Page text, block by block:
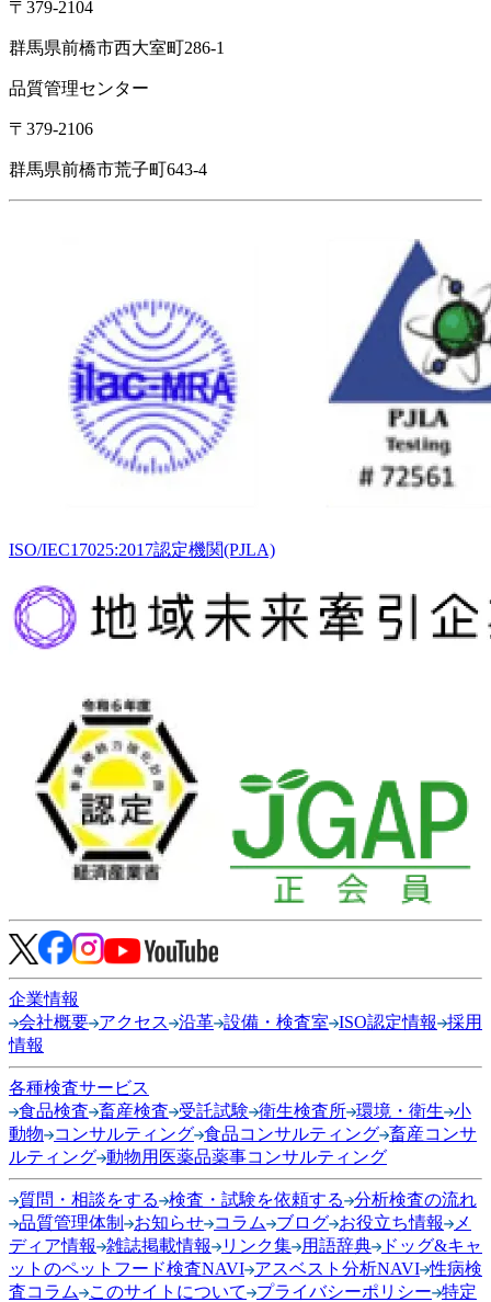
〒379-2104
群馬県前橋市西大室町286-1
品質管理センター
〒379-2106
群馬県前橋市荒子町643-4
ISO/IEC17025:2017認定機関(PJLA)
企業情報
会社概要 アクセス 沿革 設備・検査室 ISO認定情報
採用
情報
各種検査サービス
食品検査 畜産検査 受託試験 衛生検査所 環境・衛生 小
動物
コンサルティング 食品コンサルティング 畜産コンサ
ルティング 動物用医薬品薬事コンサルティング
質問・相談をする 検査・試験を依頼する
分析検査の流れ
品質管理体制
お知らせ コラム ブログ お役立ち情報
メ
ディア情報
雑誌掲載情報 リンク集 用語辞典
ドッグ&キャ
ットのペットフード検査NAVI アスベスト分析NAVI 性病検
査コラム
このサイトについて プライバシーポリシー 特定